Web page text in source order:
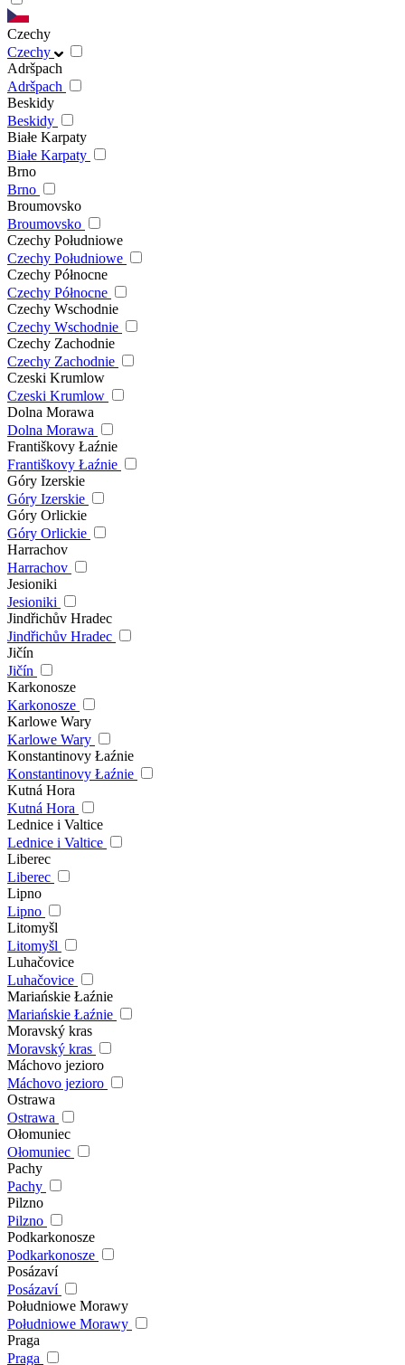
Czechy
Czechy
Adršpach
Adršpach
Beskidy
Beskidy
Białe Karpaty
Białe Karpaty
Brno
Brno
Broumovsko
Broumovsko
Czechy Południowe
Czechy Południowe
Czechy Północne
Czechy Północne
Czechy Wschodnie
Czechy Wschodnie
Czechy Zachodnie
Czechy Zachodnie
Czeski Krumlow
Czeski Krumlow
Dolna Morawa
Dolna Morawa
Františkovy Łaźnie
Františkovy Łaźnie
Góry Izerskie
Góry Izerskie
Góry Orlickie
Góry Orlickie
Harrachov
Harrachov
Jesioniki
Jesioniki
Jindřichův Hradec
Jindřichův Hradec
Jičín
Jičín
Karkonosze
Karkonosze
Karlowe Wary
Karlowe Wary
Konstantinovy Łaźnie
Konstantinovy Łaźnie
Kutná Hora
Kutná Hora
Lednice i Valtice
Lednice i Valtice
Liberec
Liberec
Lipno
Lipno
Litomyšl
Litomyšl
Luhačovice
Luhačovice
Mariańskie Łaźnie
Mariańskie Łaźnie
Moravský kras
Moravský kras
Máchovo jezioro
Máchovo jezioro
Ostrawa
Ostrawa
Ołomuniec
Ołomuniec
Pachy
Pachy
Pilzno
Pilzno
Podkarkonosze
Podkarkonosze
Posázaví
Posázaví
Południowe Morawy
Południowe Morawy
Praga
Praga